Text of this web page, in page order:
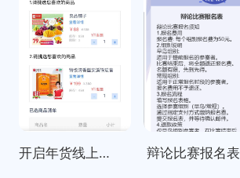
开启年货线上订购啦～ 辩论比赛报名表